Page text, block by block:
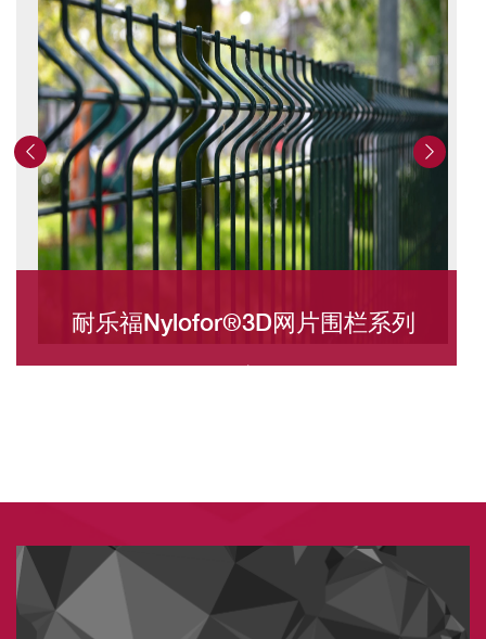
耐乐福Nylofor®3D网片围栏系列